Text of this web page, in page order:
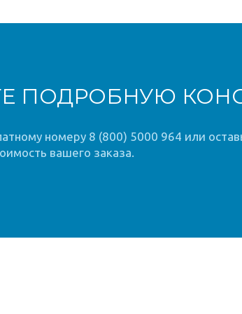
ПОДРОБНУЮ
номеру 8 (800) 5000 964 или
вашего заказа.